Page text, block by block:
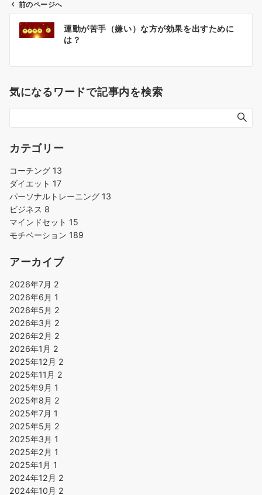
ー
シ
前のページへ
運動が苦手（嫌い）な方が効果を出すために
は？
気になるワードで記事内を検索
カテゴリー
コーチング 13
ダイエット 17
パーソナルトレーニング 13
ビジネス 8
マインドセット 15
モチベーション 189
アーカイブ
2026年7月 2
2026年6月 1
2026年5月 2
2026年3月 2
2026年2月 2
2026年1月 2
2025年12月 2
2025年11月 2
2025年9月 1
2025年8月 2
2025年7月 1
2025年5月 2
2025年3月 1
2025年2月 1
2025年1月 1
2024年12月 2
2024年10月 2